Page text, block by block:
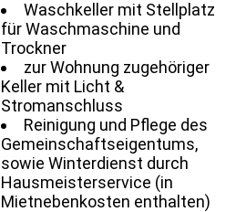
Waschkeller mit Stellplatz
für Waschmaschine und
Trockner
zur Wohnung zugehöriger
Keller mit Licht &
Stromanschluss
Reinigung und Pflege des
Gemeinschaftseigentums,
sowie Winterdienst durch
Hausmeisterservice (in
Mietnebenkosten enthalten)